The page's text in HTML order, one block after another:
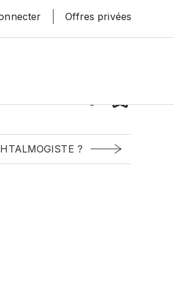
Offres privées
?